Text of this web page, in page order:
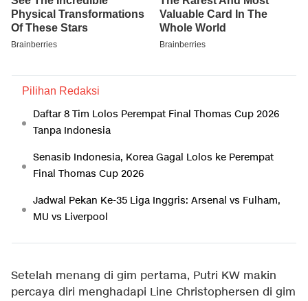
Pilihan Redaksi
Daftar 8 Tim Lolos Perempat Final Thomas Cup 2026
Tanpa Indonesia
Senasib Indonesia, Korea Gagal Lolos ke Perempat
Final Thomas Cup 2026
Jadwal Pekan Ke-35 Liga Inggris: Arsenal vs Fulham,
MU vs Liverpool
Setelah menang di gim pertama, Putri KW makin
percaya diri menghadapi Line Christophersen di gim